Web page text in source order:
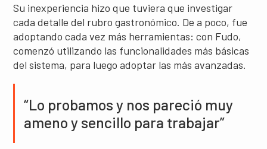
Su inexperiencia hizo que tuviera que investigar
cada detalle del rubro gastronómico. De a poco, fue
adoptando cada vez más herramientas: con Fudo,
comenzó utilizando las funcionalidades más básicas
del sistema, para luego adoptar las más avanzadas.
“Lo probamos y nos pareció muy
ameno y sencillo para trabajar”